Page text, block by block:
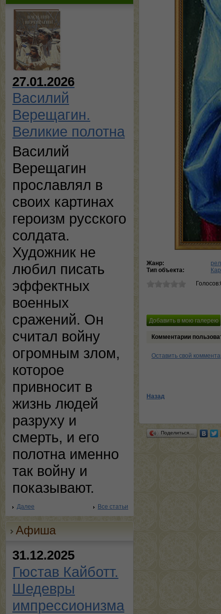
27.01.2026
Василий
Верещагин.
Великие полотна
Василий
Верещагин
прославлял в
своих картинах
героизм русского
солдата.
Художник не
любил писать
эффектных
военных
сражений. Он
считал войну
огромным злом,
которое
привносит в
жизнь людей
разруху и
смерть, и его
полотна именно
так войну и
показывают.
Далее Все статьи
Афиша
31.12.2025
Гюстав Кайботт.
Шедевры
импрессионизма
Жанр:
Тип объекта:
Комментарии
Оставить свой
Назад
Поделиться…